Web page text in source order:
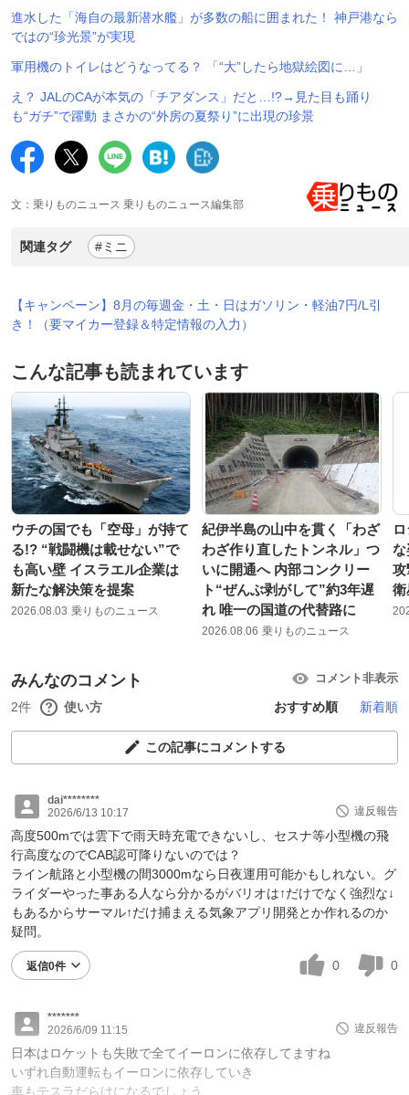
進水した「海自の最新潜水艦」が多数の船に囲まれた！ 神戸港なら
ではの“珍光景”が実現
軍用機のトイレはどうなってる？ 「“大”したら地獄絵図に…」
え？ JALのCAが本気の「チアダンス」だと…!?→見た目も踊り
も“ガチ”で躍動 まさかの“外房の夏祭り”に出現の珍景
文：乗りものニュース 乗りものニュース編集部
関連タグ #ミニ
【キャンペーン】8月の毎週金・土・日はガソリン・軽油7円/L引
き！（要マイカー登録＆特定情報の入力）
こんな記事も読まれています
ウチの国でも「空母」が持て
る!? “戦闘機は載せない”で
も高い壁 イスラエル企業は
新たな解決策を提案
2026.08.03 乗りものニュース
紀伊半島の山中を貫く「わざ
わざ作り直したトンネル」つ
いに開通へ 内部コンクリー
ト“ぜんぶ剥がして”約3年遅
れ 唯一の国道の代替路に
2026.08.06 乗りものニュース
な
攻
衛
みんなのコメント コメント非表示
2件 使い方 おすすめ順 新着順
この記事にコメントする
dai********
2026/6/13 10:17
違反報告
高度500mでは雲下で雨天時充電できないし、セスナ等小型機の飛
行高度なのでCAB認可降りないのでは？
ライン航路と小型機の間3000mなら日夜運用可能かもしれない。グ
ライダーやった事ある人なら分かるがバリオは↑だけでなく強烈な↓
もあるからサーマル↑だけ捕まえる気象アプリ開発とか作れるのか
疑問。
返信0件 0 0
*******
2026/6/09 11:15
違反報告
日本はロケットも失敗で全てイーロンに依存してますね
いずれ自動運転もイーロンに依存していき
車もテスラだらけになるでしょう